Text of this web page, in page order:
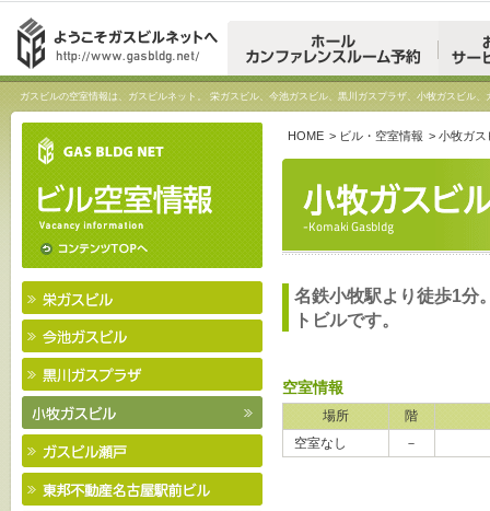
ガスビルの空室情報は、ガスビルネット。 栄ガスビル、今池ガスビル、黒川ガスプラザ、小牧ガスビル
HOME > ビル・空室情報 > 小牧ガス
名鉄小牧駅より徒歩1分
トビルです。
空室情報
場所 階
空室なし －